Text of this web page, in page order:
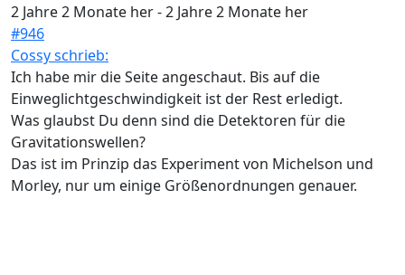
2 Jahre 2 Monate her-2 Jahre 2 Monate her
#946
Cossy schrieb:
Ich habe mir die Seite angeschaut. Bis auf die
Einweglichtgeschwindigkeit ist der Rest erledigt.
Was glaubst Du denn sind die Detektoren für die
Gravitationswellen?
Das ist im Prinzip das Experiment von Michelson und
Morley, nur um einige Größenordnungen genauer.